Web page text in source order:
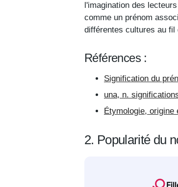
l'imagination des
comme un prénom
différentes cultures au fil
Références :
Signification du
una, n.
Étymologie, origine
2. Popularité du